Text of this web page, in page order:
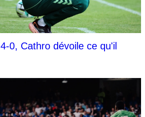
0, Cathro dévoile ce qu'il